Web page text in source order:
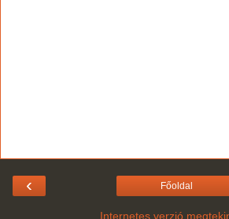
‹ Főoldal
Internetes verzió